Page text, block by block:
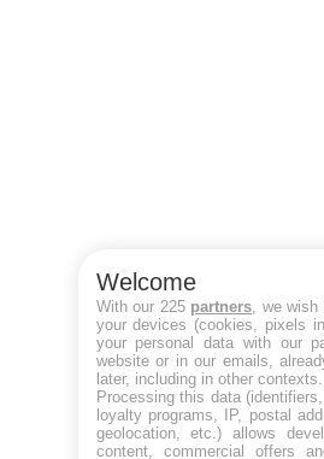
Welcome
With our 225 partners , we
your devices (cookies, pixels
your personal data with our
website or in our emails,
later, including in other contexts.
Processing this data
loyalty programs, IP, postal
geolocation, etc.) allows
content, commercial offers